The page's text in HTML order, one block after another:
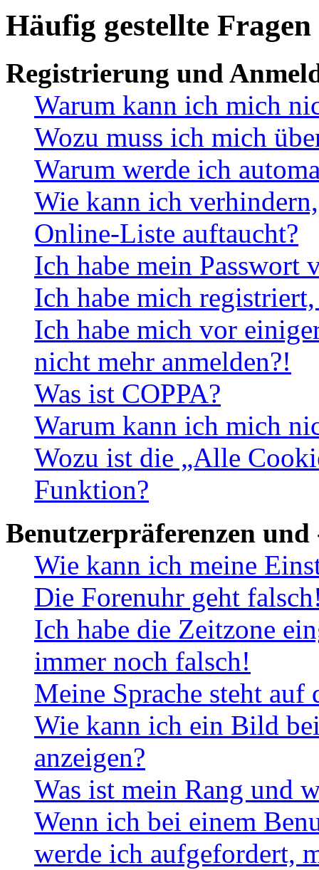
Häufig gestellte Fragen
Registrierung und
Warum kann ich mich
Wozu muss ich mich
Warum werde ich
Wie kann ich
Online-Liste auftaucht?
Ich habe mein Passwort
Ich habe mich
Ich habe mich vor
nicht mehr anmelden?!
Was ist COPPA?
Warum kann ich mich
Wozu ist die „Alle
Funktion?
Benutzerpräferenzen und
Wie kann ich meine
Die Forenuhr geht
Ich habe die Zeitzone
immer noch falsch!
Meine Sprache steht
Wie kann ich ein Bild
anzeigen?
Was ist mein Rang und
Wenn ich bei einem
werde ich aufgefordert,